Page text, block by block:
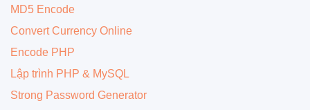
MD5 Encode
Convert Currency Online
Encode PHP
Lập trình PHP & MySQL
Strong Password Generator